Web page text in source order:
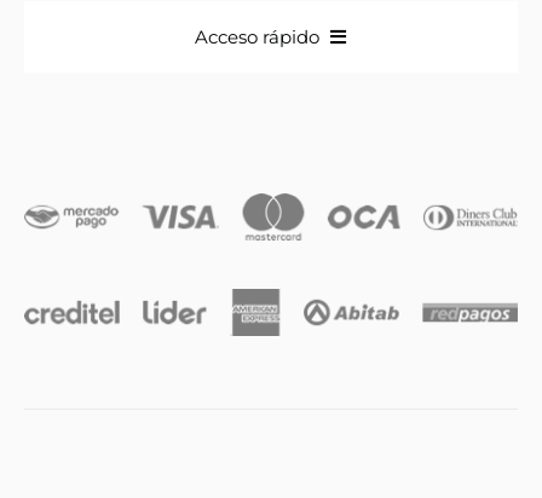
Acceso rápido
Iniciales